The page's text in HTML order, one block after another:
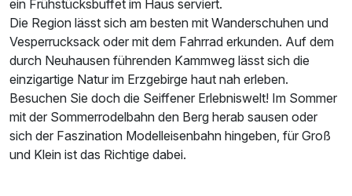
Zusatznächte
Für 5 Tage p.P. ab222,00 €
ein Frühstücksbuffet im Haus serviert.
Die Region lässt sich am besten mit Wanderschuhen und
Vesperrucksack oder mit dem Fahrrad erkunden. Auf dem
durch Neuhausen führenden Kammweg lässt sich die
einzigartige Natur im Erzgebirge haut nah erleben.
Besuchen Sie doch die Seiffener Erlebniswelt! Im Sommer
mit der Sommerrodelbahn den Berg herab sausen oder
sich der Faszination Modelleisenbahn hingeben, für Groß
und Klein ist das Richtige dabei.